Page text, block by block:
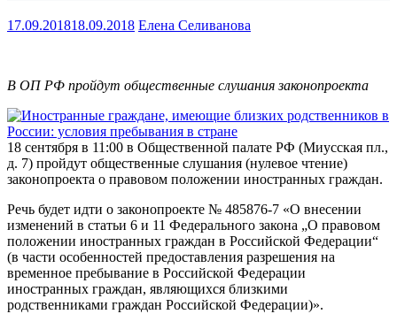
17.09.201818.09.2018 Елена Селиванова
В ОП РФ пройдут общественные слушания законопроекта
18 сентября в 11:00 в Общественной палате РФ (Миусская пл.,
д. 7) пройдут общественные слушания (нулевое чтение)
законопроекта о правовом положении иностранных граждан.
Речь будет идти о законопроекте № 485876-7 «О внесении
изменений в статьи 6 и 11 Федерального закона „О правовом
положении иностранных граждан в Российской Федерации“
(в части особенностей предоставления разрешения на
временное пребывание в Российской Федерации
иностранных граждан, являющихся близкими
родственниками граждан Российской Федерации)».